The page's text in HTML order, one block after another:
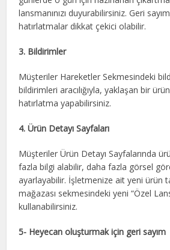
lansmanınızı duyurabilirsiniz. Geri
hatırlatmalar dikkat çekici olabilir.
3. Bildirimler
Müşteriler Hareketler Sekmesindeki
bildirimleri aracılığıyla, yaklaşan bir
hatırlatma yapabilirsiniz.
4. Ürün Detayı Sayfaları
Müşteriler Ürün Detayı Sayfalarında
fazla bilgi alabilir, daha fazla görsel
ayarlayabilir. İşletmenize ait yeni ürün
mağazası sekmesindeki yeni “Özel
kullanabilirsiniz.
5- Heyecan oluşturmak için geri sayım